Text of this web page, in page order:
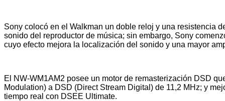
Sony colocó en el Walkman un doble reloj y una resistencia
sonido del reproductor de música; sin embargo, Sony
cuyo efecto mejora la localización del sonido y una mayor
El NW-WM1AM2 posee un motor de remasterización DSD
Modulation) a DSD (Direct Stream Digital) de 11,2 MHz; y
tiempo real con DSEE Ultimate.